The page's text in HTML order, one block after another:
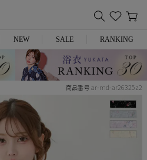
NEW SALE RANKING
商品番号 ar-md-ar26325z2